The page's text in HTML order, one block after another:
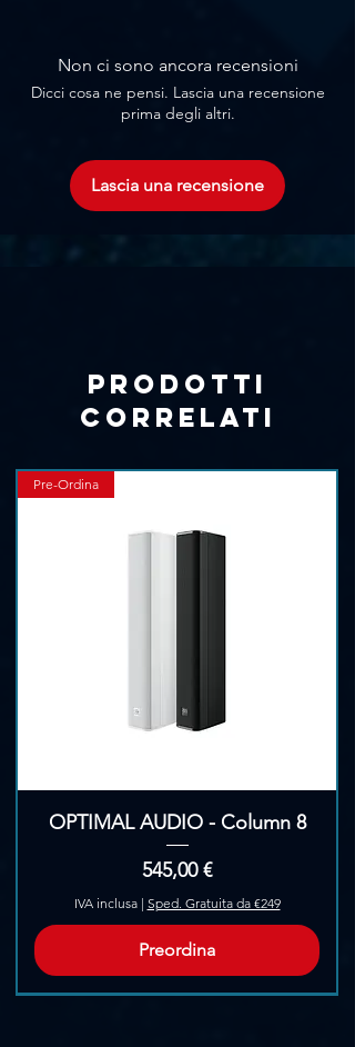
Non ci sono ancora recensioni
Dicci cosa ne pensi. Lascia una recensione
prima degli altri.
Lascia una recensione
Prodotti
correlati
Pre-Ordina
OPTIMAL AUDIO - Column 8
Prezzo
545,00 €
IVA inclusa| Sped. Gratuita da €249
Preordina